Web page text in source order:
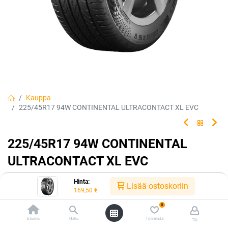
Hinta:
169,50 € Lisää ostoskoriin
Etusivu Haku
0
Toivelista Tili
Kauppa
225/45R17 94W CONTINENTAL ULTRACONTACT XL EVC
225/45R17 94W CONTINENTAL
ULTRACONTACT XL EVC
Tehty kestämään.
4019238065923 Tuotekoodi:239961
169,50€